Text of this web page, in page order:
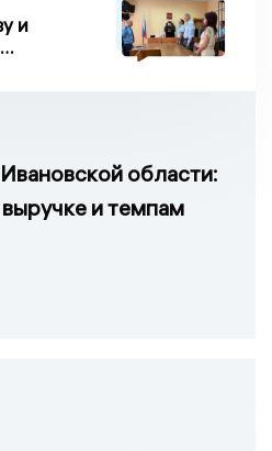
и
области:
и темпам